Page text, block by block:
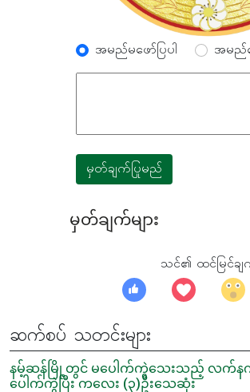
အမည်မဖော်ပြပါ အမည်
မှတ်ချက်ပြုမည်
မှတ်ချက်များ
သင်၏ ထင်မြင်ခ
ဆက်စပ် သတင်းများ
နမ့်ဆန်မြို့တွင် မပေါက်ကွဲသေးသည့် လက်နက်
ပေါက်ကွဲပြီး ကလေး (၃)ဦးသေဆုံး